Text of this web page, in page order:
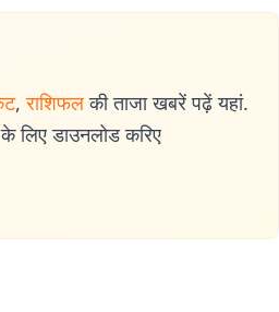
, राशिफल की ताजा खबरें पढ़ें यहां.
डाउनलोड करिए